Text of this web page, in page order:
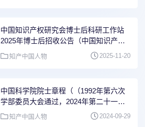
中国知识产权研究会博士后科研工作站
2025年博士后招收公告（中国知识产权
研究会，2025年11月12日）
知产中国人物 2025-11-20
中国科学院院士章程（（1992年第六次
学部委员大会通过，2024年第二十一次
院士大会第十次修订））
知产中国人物 2024-09-29